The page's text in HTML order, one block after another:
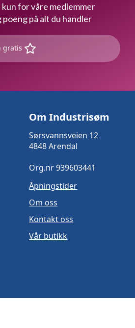
for våre medlemmer
på alt du handler
gratis
Om Industrisøm
Sørsvannsveien 12
4848 Arendal
Org.nr 939603441
Åpningstider
Om oss
Kontakt oss
Vår butikk